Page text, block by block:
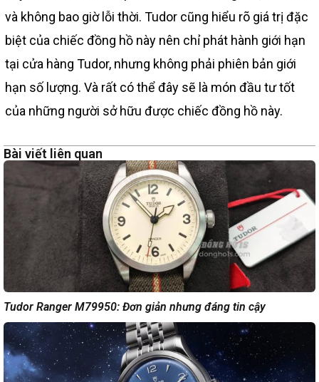
và không bao giờ lỗi thời. Tudor cũng hiểu rõ giá trị đặc
biệt của chiếc đồng hồ này nên chỉ phát hành giới hạn
tại cửa hàng Tudor, nhưng không phải phiên bản giới
hạn số lượng. Và rất có thể đây sẽ là món đầu tư tốt
của những người sở hữu được chiếc đồng hồ này.
Bài viết liên quan
Tudor Ranger M79950: Đơn giản nhưng đáng tin cậy